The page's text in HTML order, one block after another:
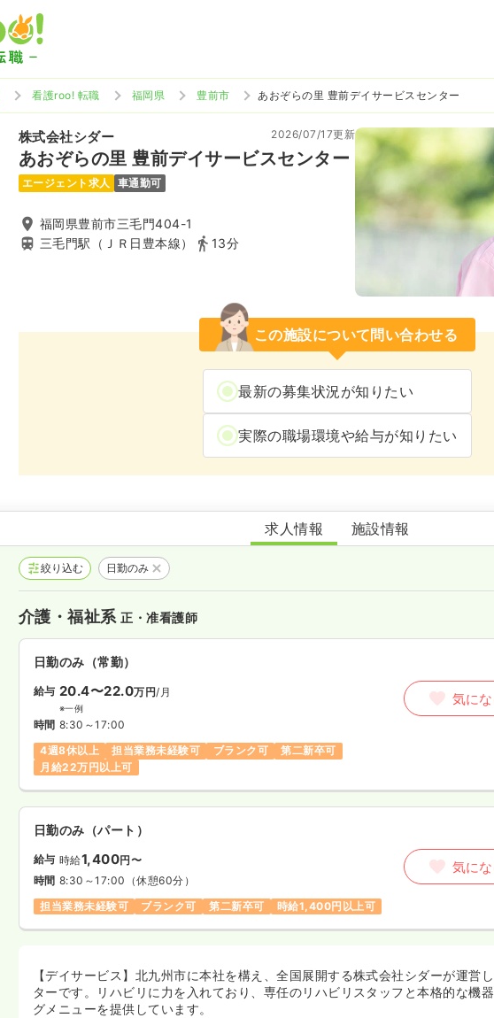
看護roo! 転職 福岡県 豊前市 あおぞらの里 豊前デイサービスセンター
株式会社シダー
あおぞらの里 豊前デイサービスセンター
2026/07/17更新
エージェント求人 車通勤可
福岡県豊前市三毛門404-1
三毛門駅（ＪＲ日豊本線）
13分
この施設について問い合わせる
最新の募集状況が知りたい
実際の職場環境や給与が知りたい
あおぞらの里 豊前デイサービスセンター
求人情報 施設情報
絞り込む 日勤のみ
介護・福祉系正・准看護師
日勤のみ（常勤）
給与 20.4〜22.0万円/月
※一例
時間 8:30～17:00
4週8休以上
担当業務未経験可 ブランク可
第二新卒可
月給22万円以上可
気にな
日勤のみ（パート）
給与 時給1,400円〜
時間 8:30～17:00 （休憩60分）
担当業務未経験可
ブランク可 第二新卒可 時給1,400円以上可
気にな
【デイサービス】北九州市に本社を構え、全国展開する株式会社シダーが運営
ターです。リハビリに力を入れており、専任のリハビリスタッフと本格的な機
グメニューを提供しています。